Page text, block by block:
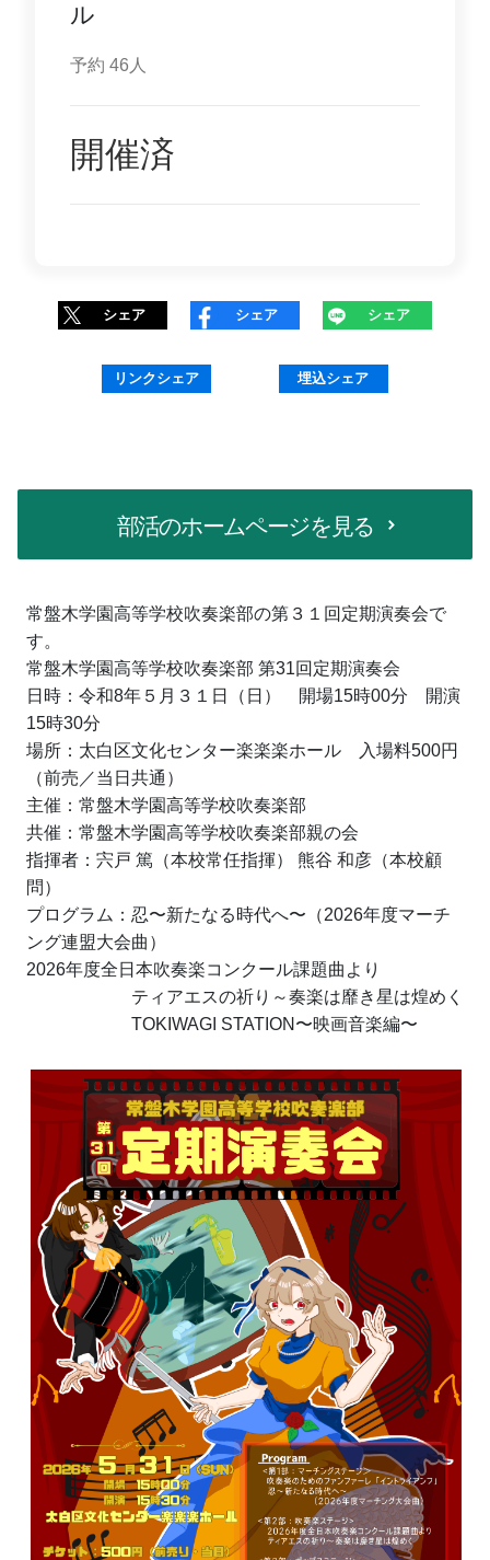
ル
予約 46 人
開催済
シェア シェア シェア
リンクシェア 埋込シェア
部活のホームページを見る
常盤木学園高等学校吹奏楽部の第３１回定期演奏会で
す。
常盤木学園高等学校吹奏楽部 第31回定期演奏会
日時：令和8年５月３１日（日）　開場15時00分　開演
15時30分
場所：太白区文化センター楽楽楽ホール　入場料500円
（前売／当日共通）
主催：常盤木学園高等学校吹奏楽部
共催：常盤木学園高等学校吹奏楽部親の会
指揮者：宍戸 篤（本校常任指揮） 熊谷 和彦（本校顧
問）
プログラム：忍〜新たなる時代へ〜（2026年度マーチ
ング連盟大会曲）
2026年度全日本吹奏楽コンクール課題曲より
ティアエスの祈り～奏楽は靡き星は煌めく
TOKIWAGI STATION〜映画音楽編〜